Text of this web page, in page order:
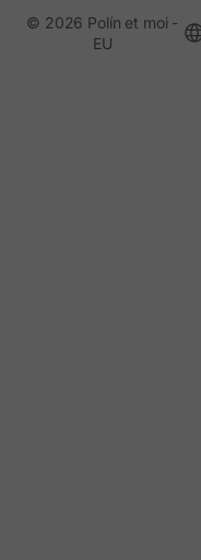
© 2026 Polín et moi -
EU